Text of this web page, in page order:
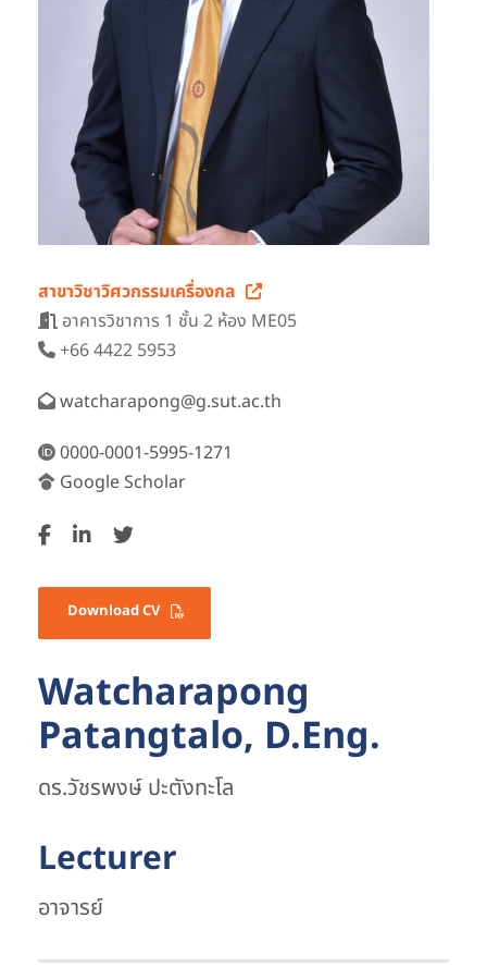
สาขาวิชาวิศวกรรมเครื่องกล
อาคารวิชาการ 1 ชั้น 2 ห้อง ME05
+66 4422 5953
watcharapong@g.sut.ac.th
0000-0001-5995-1271
Google Scholar
Download CV
Watcharapong
Patangtalo, D.Eng.
ดร.วัชรพงษ์ ปะตังทะโล
Lecturer
อาจารย์